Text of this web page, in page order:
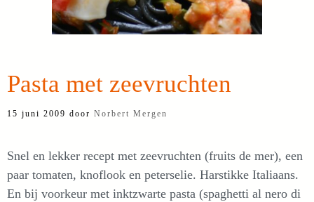
Pasta met zeevruchten
15 juni 2009 door Norbert Mergen
Snel en lekker recept met zeevruchten (fruits de mer), een
paar tomaten, knoflook en peterselie. Harstikke Italiaans.
En bij voorkeur met inktzwarte pasta (spaghetti al nero di